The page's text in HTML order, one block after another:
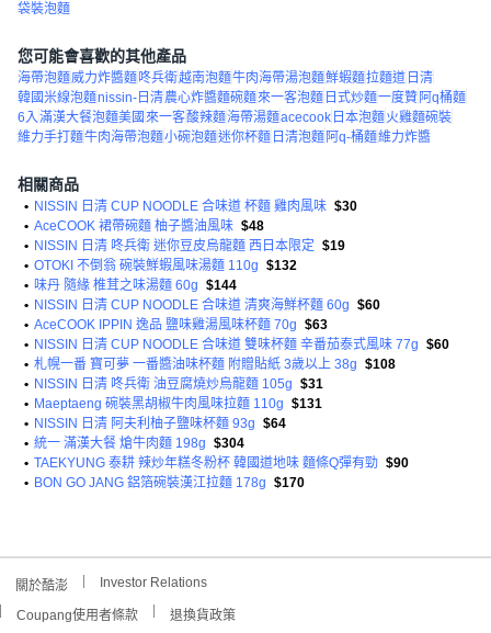
袋裝泡麵
您可能會喜歡的其他產品
海帶泡麵威力炸醬麵咚兵衛越南泡麵牛肉海帶湯泡麵鮮蝦麵拉麵道 日清
韓國米線泡麵nissin-日清農心炸醬麵碗麵來一客泡麵 日式炒麵一度贊 阿q桶麵
6入滿漢大餐泡麵美國 來一客酸辣麵海帶湯麵acecook 日本泡麵火雞麵碗裝
維力手打麵牛肉海帶泡麵小碗泡麵迷你杯麵 日清泡麵 阿q-桶麵維力炸醬
相關商品
• NISSIN 日清 CUP NOODLE 合味道 杯麵 雞肉風味 $30
• AceCOOK 裙帶碗麵 柚子醬油風味 $48
• NISSIN 日清 咚兵衛 迷你豆皮烏龍麵 西日本限定 $19
• OTOKI 不倒翁 碗裝鮮蝦風味湯麵 110g $132
• 味丹 隨緣 椎茸之味湯麵 60g $144
• NISSIN 日清 CUP NOODLE 合味道 清爽海鮮杯麵 60g $60
• AceCOOK IPPIN 逸品 鹽味雞湯風味杯麵 70g $63
• NISSIN 日清 CUP NOODLE 合味道 雙味杯麵 辛番茄泰式風味 77g $60
• 札幌一番 寶可夢 一番醬油味杯麵 附贈貼紙 3歲以上 38g $108
• NISSIN 日清 咚兵衛 油豆腐燒炒烏龍麵 105g $31
• Maeptaeng 碗裝黑胡椒牛肉風味拉麵 110g $131
• NISSIN 日清 阿夫利柚子鹽味杯麵 93g $64
• 統一 滿漢大餐 熗牛肉麵 198g $304
• TAEKYUNG 泰耕 辣炒年糕冬粉杯 韓國道地味 麵條Q彈有勁 $90
• BON GO JANG 鋁箔碗裝漢江拉麵 178g $170
關於酷澎 Investor Relations
Coupang使用者條款 退換貨政策